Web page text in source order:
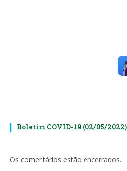
Boletim COVID-19 (02/05/2022)
Os comentários estão encerrados.